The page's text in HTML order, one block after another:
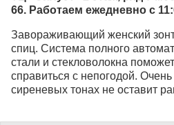
66. Работаем ежедневно с
Завораживающий женский
спиц. Система полного
стали и стекловолокна
справиться с непогодой.
сиреневых тонах не оставит